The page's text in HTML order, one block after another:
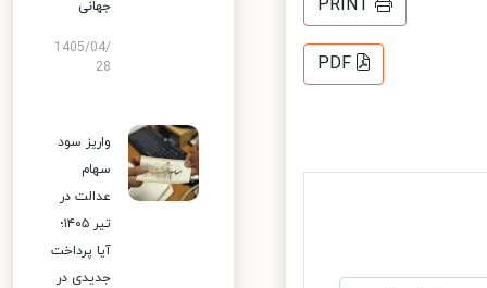
PRINT
PDF
جهانی
1405/04/
28
واریز سود
سهام
عدالت در
تیر ۱۴۰۵؛
آیا پرداخت
جدیدی در